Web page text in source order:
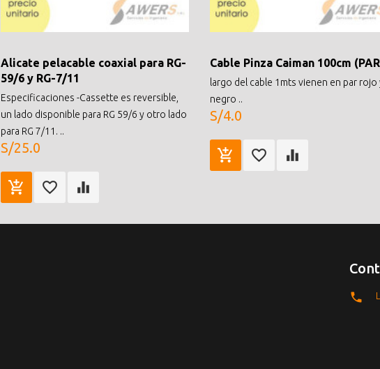
Alicate pelacable coaxial para RG-
59/6 y RG-7/11
Especificaciones -Cassette es reversible,
un lado disponible para RG 59/6 y otro lado
para RG 7/11. ..
S/25.0
Cable Pinza Caiman 100cm
largo del cable 1mts vienen en par rojo
negro ..
S/4.0